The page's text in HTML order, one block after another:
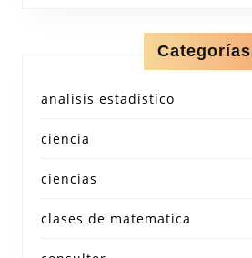
Categorías
analisis estadistico
ciencia
ciencias
clases de matematica